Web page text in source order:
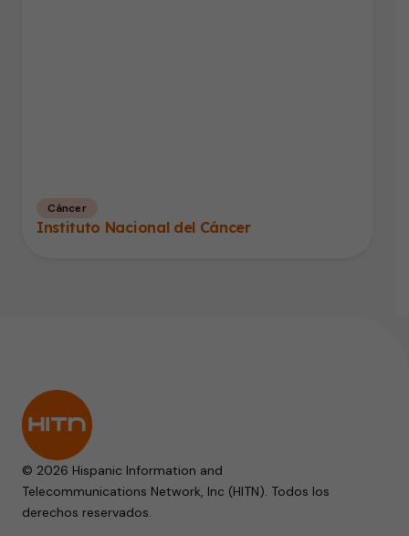
Cáncer
Instituto Nacional del Cáncer
© 2026 Hispanic Information and
Telecommunications Network, Inc (HITN). Todos los
derechos reservados.